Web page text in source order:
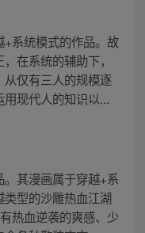
+系统模式的作品。故
在系统的辅助下，
仅有三人的规模逐
现代人的知识以...
。其漫画属于穿越+系
型的沙雕热血江湖
热血逆袭的爽感、少